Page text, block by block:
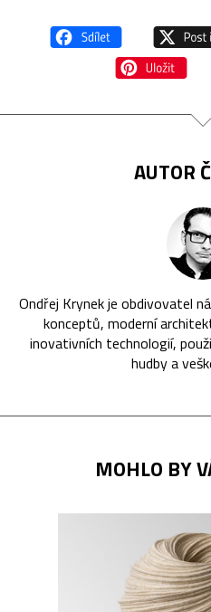
AUTOR
Ondřej Krynek je obdivovatel
konceptů, moderní
inovativních technologií,
hudby a
MOHLO BY